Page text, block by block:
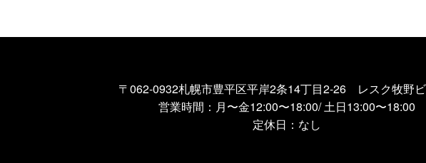
〒062-0932札幌市豊平区平岸2条14丁目2-26 レスク牧野
営業時間：月〜金12:00〜18:00/ 土日13:00〜18:00
定休日：なし